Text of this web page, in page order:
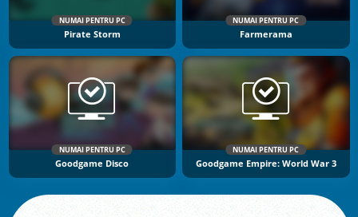
NUMAI PENTRU PC
Pirate Storm
NUMAI PENTRU PC
Farmerama
NUMAI PENTRU PC
Goodgame Disco
NUMAI PENTRU PC
Goodgame Empire: World War 3